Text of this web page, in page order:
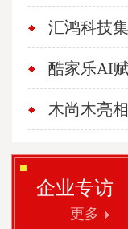
汇鸿科技
酷家乐AI
木尚木亮
企业专访
更多